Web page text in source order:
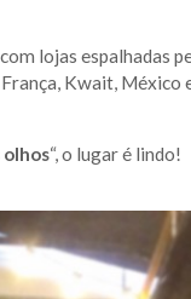
lojas espalhadas
França, Kwait,
olhos“, o lugar é lindo!